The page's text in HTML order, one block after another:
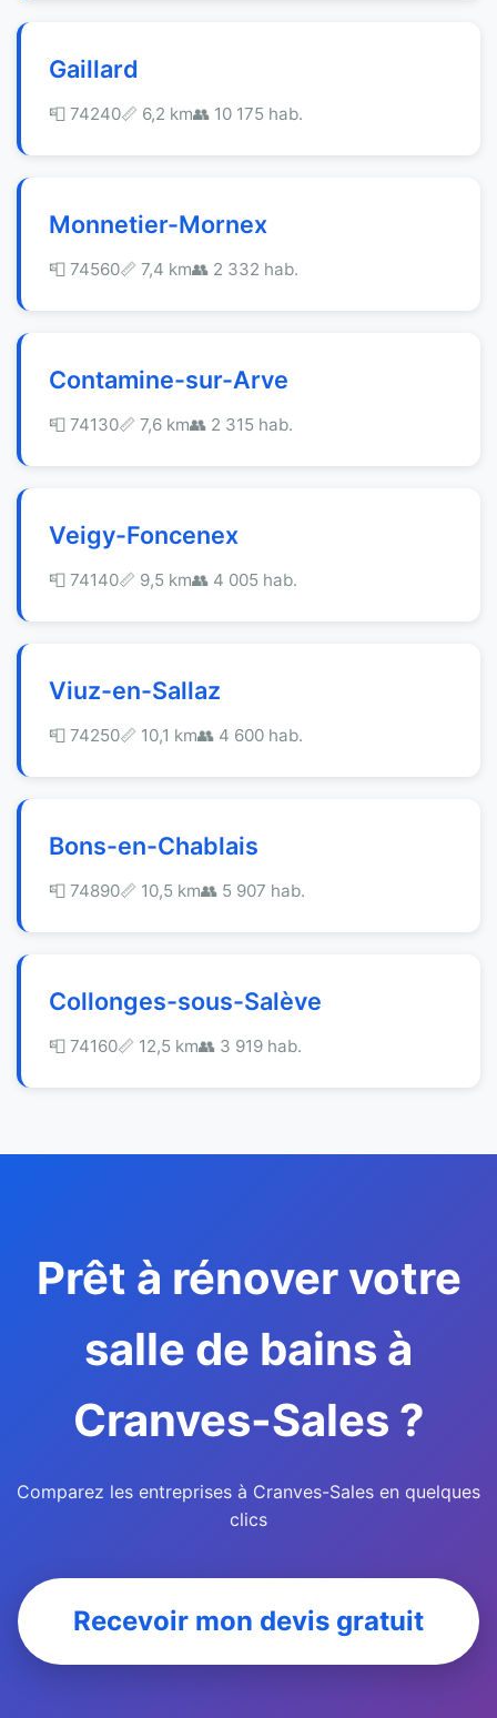
Gaillard
📮 74240📏 6,2 km👥 10 175 hab.
Monnetier-Mornex
📮 74560📏 7,4 km👥 2 332 hab.
Contamine-sur-Arve
📮 74130📏 7,6 km👥 2 315 hab.
Veigy-Foncenex
📮 74140📏 9,5 km👥 4 005 hab.
Viuz-en-Sallaz
📮 74250📏 10,1 km👥 4 600 hab.
Bons-en-Chablais
📮 74890📏 10,5 km👥 5 907 hab.
Collonges-sous-Salève
📮 74160📏 12,5 km👥 3 919 hab.
Prêt à rénover votre
salle de bains à
Cranves-Sales ?
Comparez les entreprises à Cranves-Sales en quelques
clics
Recevoir mon devis gratuit